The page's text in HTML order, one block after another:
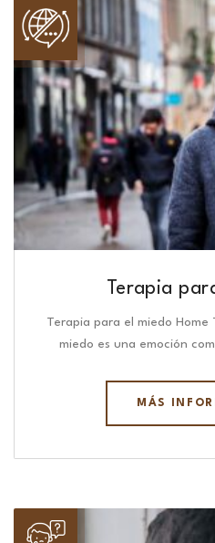
Terapia
Terapia para el miedo Home
miedo es una emoción
MÁS